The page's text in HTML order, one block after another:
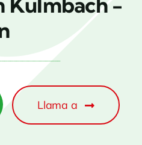
Llama a